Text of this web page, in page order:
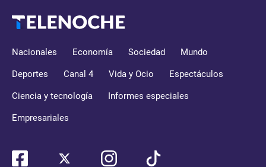
Nacionales Economía Sociedad Mundo
Deportes Canal 4 Vida y Ocio Espectáculos
Ciencia y tecnología Informes especiales
Empresariales